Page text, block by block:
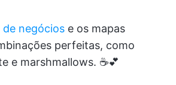
de negócios e os mapas
perfeitas, como
e marshmallows. ☕️💕